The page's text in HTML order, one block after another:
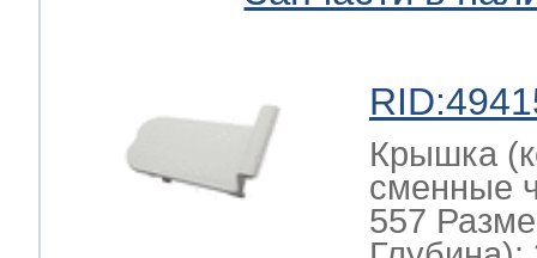
Крышка
сменные
557